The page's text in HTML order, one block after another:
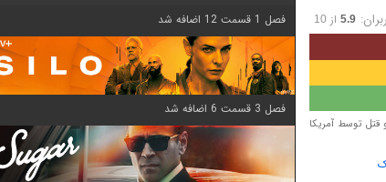
5.9 از 10
دهه 1990 به جرم جاسوسی و قتل توسط آمریکا
فصل 1 قسمت 12 اضافه شد
فصل 3 قسمت 6 اضافه شد